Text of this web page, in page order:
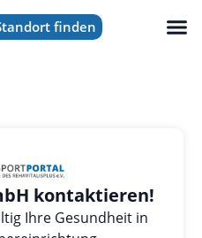
finden
kontaktieren!
Ihre Gesundheit in